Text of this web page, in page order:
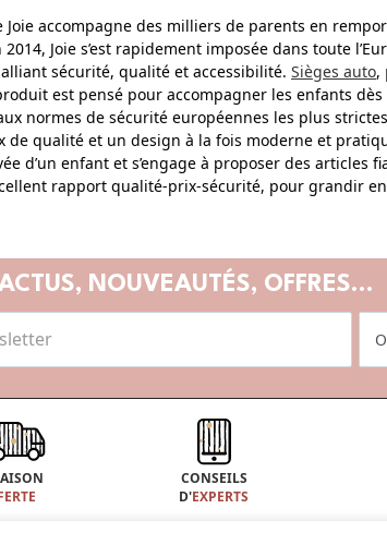
accompagne des milliers de parents en
Joie s’est rapidement imposée dans toute
sécurité, qualité et accessibilité. Sièges auto,
est pensé pour accompagner les enfants
normes de sécurité européennes les plus
de qualité et un design à la fois moderne et
d’un enfant et s’engage à proposer des
rapport qualité-prix-sécurité, pour grandir
NOUVEAUTÉS, OFFRES...
CONSEILS
D'EXPERTS